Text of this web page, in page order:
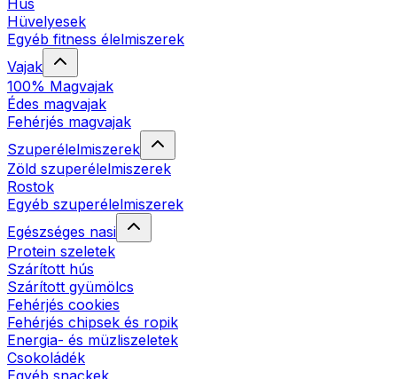
Hús
Hüvelyesek
Egyéb fitness élelmiszerek
Vajak
100% Magvajak
Édes magvajak
Fehérjés magvajak
Szuperélelmiszerek
Zöld szuperélelmiszerek
Rostok
Egyéb szuperélelmiszerek
Egészséges nasi
Protein szeletek
Szárított hús
Szárított gyümölcs
Fehérjés cookies
Fehérjés chipsek és ropik
Energia- és müzliszeletek
Csokoládék